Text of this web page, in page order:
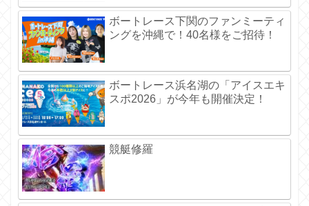
ボートレース下関のファンミーティ
ングを沖縄で！40名様をご招待！
ボートレース浜名湖の「アイスエキ
スポ2026」が今年も開催決定！
競艇修羅